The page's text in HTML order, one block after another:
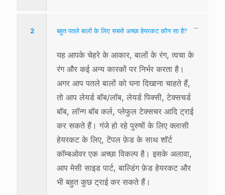
2 बहुत पतले बालों के लिए सबसे अच्छा हेयरकट कौन सा है?
यह आपके चेहरे के आकार, बालों के रंग, त्वचा के
रंग और कई अन्य कारकों पर निर्भर करता है।
अगर आप पतले बालों को घना दिखाना चाहते हैं,
तो आप लेयर्ड बॉब/लॉब, लेयर्ड पिक्सी, टेक्सचर्ड
बॉब, लॉन्ग बॉब कर्ल, प्लेफुल टेक्सचर आदि ट्राई
कर सकते हैं। गंजे हो रहे पुरुषों के लिए क्लासी
हेयरकट के लिए, टेंपल फ़ेड के साथ शॉर्ट
कॉम्बओवर एक अच्छा विकल्प है। इसके अलावा,
आप मेसी साइड पार्ट, बाल्डिंग फ़ेड हेयरकट और
भी बहुत कुछ ट्राई कर सकते हैं।